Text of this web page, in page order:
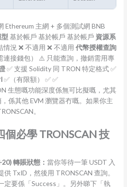
Ethereum 主網 + 多個測試網 BNB
基於帳戶 基於帳戶 基於帳戶 資源系
情況 ❌ 不適用 ❌ 不適用代幣授權查詢
連接錢包） ⚠️ 只能查詢，撤銷需用專
✅ 支援 Solidity 同 TRON 特定格式 ✅
✅（有限額） ✅ ✅
生態嘅功能深度係無可比擬嘅，尤其
係其他 EVM 瀏覽器冇嘅。如果你主
。
必學 TRONSCAN 技
轉賬狀態： 當你等待一筆 USDT 入
供 TxID，然後用 TRONSCAN 查詢。
定要係「Success」。另外睇下「執